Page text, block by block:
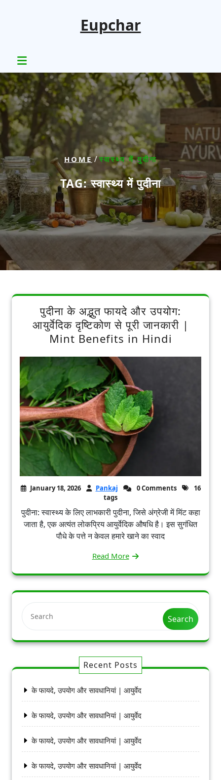
Eupchar
HOME/स्वास्थ्य में पुदीना
TAG:स्वास्थ्य में पुदीना
पुदीना के अद्भुत फायदे और उपयोग:
आयुर्वेदिक दृष्टिकोण से पूरी जानकारी |
Mint Benefits in Hindi
January 18, 2026 Pankaj 0 Comments
16
tags
पुदीना: स्वास्थ्य के लिए लाभकारी पुदीना, जिसे अंग्रेजी में मिंट कहा
जाता है, एक अत्यंत लोकप्रिय आयुर्वेदिक औषधि है। इस सुगंधित
पौधे के पत्ते न केवल हमारे खाने का स्वाद
Read More
Search
Recent Posts
के फायदे, उपयोग और सावधानियां | आयुर्वेद
के फायदे, उपयोग और सावधानियां | आयुर्वेद
के फायदे, उपयोग और सावधानियां | आयुर्वेद
के फायदे, उपयोग और सावधानियां | आयुर्वेद